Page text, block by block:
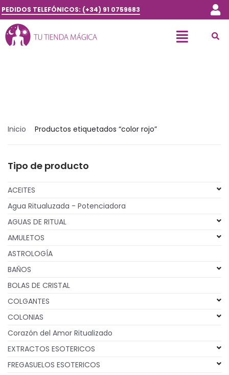
PEDIDOS TELEFÓNICOS: (+34) 91 0759683
Inicio Productos etiquetados “color rojo”
Tipo de producto
ACEITES
Agua Ritualuzada - Potenciadora
AGUAS DE RITUAL
AMULETOS
ASTROLOGÍA
BAÑOS
BOLAS DE CRISTAL
COLGANTES
COLONIAS
Corazón del Amor Ritualizado
EXTRACTOS ESOTERICOS
FREGASUELOS ESOTERICOS